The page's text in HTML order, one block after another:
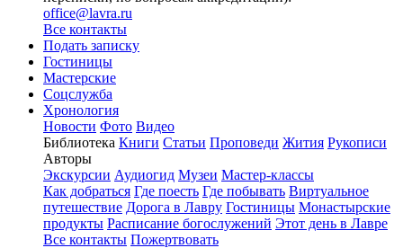
office@lavra.ru
Все контакты
Подать записку
Гостиницы
Мастерские
Соцслужба
Хронология
Новости Фото Видео
Библиотека Книги Статьи Проповеди Жития Рукописи
Авторы
Экскурсии Аудиогид Музеи Мастер-классы
Как добраться Где поесть Где побывать Виртуальное
путешествие Дорога в Лавру Гостиницы Монастырские
продукты Расписание богослужений Этот день в Лавре
Все контакты Пожертвовать